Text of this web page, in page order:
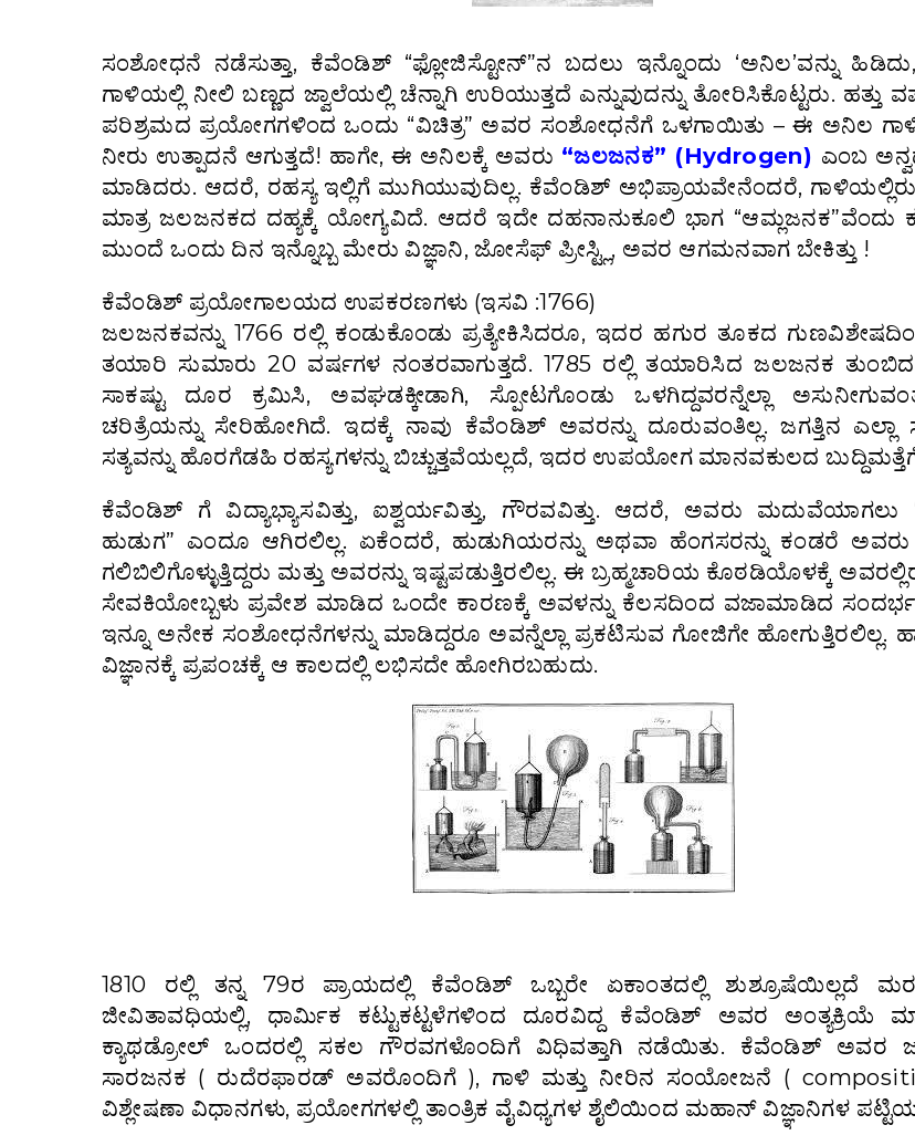
ಸಂಶೋಧನೆ ನಡೆಸುತ್ತಾ, ಕೆವೆಂಡಿಶ್ “ಫ್ಲೋಜಿಸ್ಟೋನ್”ನ ಬದಲು ಇನ್ನೊಂದು ‘ಅನಿಲ’ವನ್ನು
ಗಾಳಿಯಲ್ಲಿ ನೀಲಿ ಬಣ್ಣದ ಜ್ವಾಲೆಯಲ್ಲಿ ಚೆನ್ನಾಗಿ ಉರಿಯುತ್ತದೆ ಎನ್ನುವುದನ್ನು ತೋರಿಸಿಕೊಟ್ಟರು. ಹತ್ತು
ಪರಿಶ್ರಮದ ಪ್ರಯೋಗಗಳಿಂದ ಒಂದು “ವಿಚಿತ್ರ” ಅವರ ಸಂಶೋಧನೆಗೆ ಒಳಗಾಯಿತು – ಈ ಅನಿಲ
ನೀರು ಉತ್ಪಾದನೆ ಆಗುತ್ತದೆ! ಹಾಗೇ, ಈ ಅನಿಲಕ್ಕೆ ಅವರು “ಜಲಜನಕ” (Hydrogen) ಎಂಬ
ಮಾಡಿದರು. ಆದರೆ, ರಹಸ್ಯ ಇಲ್ಲಿಗೆ ಮುಗಿಯುವುದಿಲ್ಲ. ಕೆವೆಂಡಿಶ್ ಅಭಿಪ್ರಾಯವೇನೆಂದರೆ,
ಮಾತ್ರ ಜಲಜನಕದ ದಹ್ಯಕ್ಕೆ ಯೋಗ್ಯವಿದೆ. ಆದರೆ ಇದೇ ದಹನಾನುಕೂಲಿ ಭಾಗ “ಆಮ್ಲಜನಕ”ವೆಂದು
ಮುಂದೆ ಒಂದು ದಿನ ಇನ್ನೊಬ್ಬ ಮೇರು ವಿಜ್ಞಾನಿ, ಜೋಸೆಫ್ ಪ್ರೀಸ್ಟ್ಲಿ, ಅವರ ಆಗಮನವಾಗ ಬೇಕಿತ್ತು !
ಕೆವೆಂಡಿಶ್ ಪ್ರಯೋಗಾಲಯದ ಉಪಕರಣಗಳು (ಇಸವಿ :1766)
ಜಲಜನಕವನ್ನು 1766 ರಲ್ಲಿ ಕಂಡುಕೊಂಡು ಪ್ರತ್ಯೇಕಿಸಿದರೂ, ಇದರ ಹಗುರ ತೂಕದ
ತಯಾರಿ ಸುಮಾರು 20 ವರ್ಷಗಳ ನಂತರವಾಗುತ್ತದೆ. 1785 ರಲ್ಲಿ ತಯಾರಿಸಿದ ಜಲಜನಕ
ಸಾಕಷ್ಟು ದೂರ ಕ್ರಮಿಸಿ, ಅವಘಡಕ್ಕೀಡಾಗಿ, ಸ್ಪೋಟಗೊಂಡು ಒಳಗಿದ್ದವರನ್ನೆಲ್ಲಾ
ಚರಿತ್ರೆಯನ್ನು ಸೇರಿಹೋಗಿದೆ. ಇದಕ್ಕೆ ನಾವು ಕೆವೆಂಡಿಶ್ ಅವರನ್ನು ದೂರುವಂತಿಲ್ಲ. ಜಗತ್ತಿನ
ಸತ್ಯವನ್ನು ಹೊರಗೆಡಹಿ ರಹಸ್ಯಗಳನ್ನು ಬಿಚ್ಚುತ್ತವೆಯಲ್ಲದೆ, ಇದರ ಉಪಯೋಗ ಮಾನವಕುಲದ
ಕೆವೆಂಡಿಶ್ ಗೆ ವಿದ್ಯಾಭ್ಯಾಸವಿತ್ತು, ಐಶ್ವರ್ಯವಿತ್ತು, ಗೌರವವಿತ್ತು. ಆದರೆ, ಅವರು
ಹುಡುಗ” ಎಂದೂ ಆಗಿರಲಿಲ್ಲ. ಏಕೆಂದರೆ, ಹುಡುಗಿಯರನ್ನು ಅಥವಾ ಹೆಂಗಸರನ್ನು ಕಂಡರೆ
ಗಲಿಬಿಲಿಗೊಳ್ಳುತ್ತಿದ್ದರು ಮತ್ತು ಅವರನ್ನು ಇಷ್ಟಪಡುತ್ತಿರಲಿಲ್ಲ. ಈ ಬ್ರಹ್ಮಚಾರಿಯ ಕೊಠಡಿಯೊಳಕ್ಕೆ
ಸೇವಕಿಯೋಬ್ಬಳು ಪ್ರವೇಶ ಮಾಡಿದ ಒಂದೇ ಕಾರಣಕ್ಕೆ ಅವಳನ್ನು ಕೆಲಸದಿಂದ ವಜಾಮಾಡಿದ
ಇನ್ನೂ ಅನೇಕ ಸಂಶೋಧನೆಗಳನ್ನು ಮಾಡಿದ್ದರೂ ಅವನ್ನೆಲ್ಲಾ ಪ್ರಕಟಿಸುವ ಗೋಜಿಗೇ ಹೋಗುತ್ತಿರಲಿಲ್ಲ.
ವಿಜ್ಞಾನಕ್ಕೆ ಪ್ರಪಂಚಕ್ಕೆ ಆ ಕಾಲದಲ್ಲಿ ಲಭಿಸದೇ ಹೋಗಿರಬಹುದು.
1810 ರಲ್ಲಿ ತನ್ನ 79ರ ಪ್ರಾಯದಲ್ಲಿ ಕೆವೆಂಡಿಶ್ ಒಬ್ಬರೇ ಏಕಾಂತದಲ್ಲಿ ಶುಶ್ರೂಷೆಯಿಲ್ಲದೆ
ಜೀವಿತಾವಧಿಯಲ್ಲಿ, ಧಾರ್ಮಿಕ ಕಟ್ಟುಕಟ್ಟಳೆಗಳಿಂದ ದೂರವಿದ್ದ ಕೆವೆಂಡಿಶ್ ಅವರ ಅಂತ್ಯಕ್ರಿಯೆ
ಕ್ಯಾಥಡ್ರೋಲ್ ಒಂದರಲ್ಲಿ ಸಕಲ ಗೌರವಗಳೊಂದಿಗೆ ವಿಧಿವತ್ತಾಗಿ ನಡೆಯಿತು. ಕೆವೆಂಡಿಶ್ ಅವರ
ಸಾರಜನಕ ( ರುದೆರಫಾರಡ್ ಅವರೊಂದಿಗೆ ), ಗಾಳಿ ಮತ್ತು ನೀರಿನ ಸಂಯೋಜನೆ (
ವಿಶ್ಲೇಷಣಾ ವಿಧಾನಗಳು, ಪ್ರಯೋಗಗಳಲ್ಲಿ ತಾಂತ್ರಿಕ ವೈವಿಧ್ಯಗಳ ಶೈಲಿಯಿಂದ ಮಹಾನ್ ವಿಜ್ಞಾನಿಗಳ